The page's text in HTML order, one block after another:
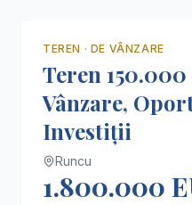
TEREN · DE VÂNZARE
Teren 150.000
Vânzare,
Investiții
Runcu
1.800.000